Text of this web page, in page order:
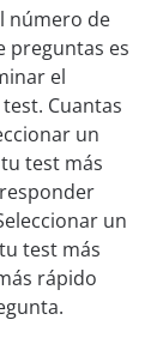
número de
preguntas es
el
Cuantas
un
test más
un
test más
rápido